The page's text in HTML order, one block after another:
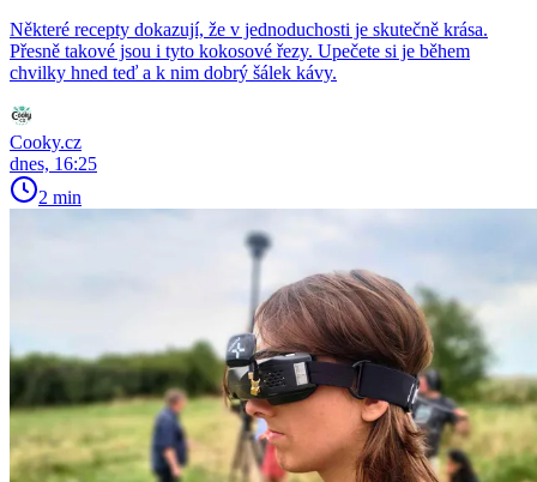
Některé recepty dokazují, že v jednoduchosti je skutečně krása.
Přesně takové jsou i tyto kokosové řezy. Upečete si je během
chvilky hned teď a k nim dobrý šálek kávy.
Cooky.cz
dnes, 16:25
2 min